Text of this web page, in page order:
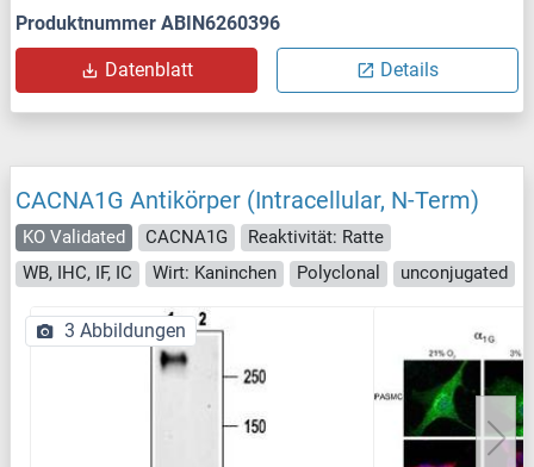
Produktnummer ABIN6260396
Datenblatt Details
CACNA1G Antikörper (Intracellular, N-Term)
KO Validated CACNA1G
Reaktivität: Ratte
WB, IHC, IF, IC
Wirt: Kaninchen Polyclonal unconjugated
3 Abbildungen